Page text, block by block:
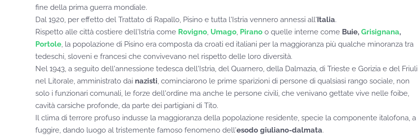
fine della prima guerra mondiale.
Dal 1920, per effetto del Trattato di Rapallo, Pisino e tutta l'Istria vennero annessi all'Italia.
Rispetto alle città costiere dell'Istria come Rovigno, Umago, Pirano o quelle interne come Buie, Grisignana,
Portole, la popolazione di Pisino era composta da croati ed italiani per la maggioranza più qualche minoranza tra
tedeschi, sloveni e francesi che convivevano nel rispetto delle loro diversità.
Nel 1943, a seguito dell'annessione tedesca dell'Istria, del Quarnero, della Dalmazia, di Trieste e Gorizia e del Friuli
nel Litorale, amministrato dai nazisti, cominciarono le prime sparizioni di persone di qualsiasi rango sociale, non
solo i funzionari comunali, le forze dell'ordine ma anche le persone civili, che venivano gettate vive nelle foibe,
cavità carsiche profonde, da parte dei partigiani di Tito.
Il clima di terrore profuso indusse la maggioranza della popolazione residente, specie la componente italofona, a
fuggire, dando luogo al tristemente famoso fenomeno dell'esodo giuliano-dalmata.